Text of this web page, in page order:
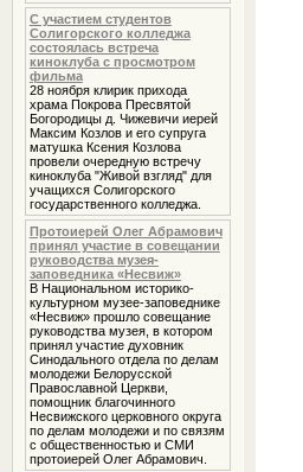
С участием студентов
Солигорского колледжа
состоялась встреча
киноклуба с просмотром
фильма
28 ноября клирик прихода
храма Покрова Пресвятой
Богородицы д. Чижевичи иерей
Максим Козлов и его супруга
матушка Ксения Козлова
провели очередную встречу
киноклуба "Живой взгляд" для
учащихся Солигорского
государственного колледжа.
Протоиерей Олег Абрамович
принял участие в совещании
руководства музея-
заповедника «Несвиж»
В Национальном историко-
культурном музее-заповеднике
«Несвиж» прошло совещание
руководства музея, в котором
принял участие духовник
Cинодального отдела по делам
молодежи Белорусской
Православной Церкви,
помощник благочинного
Несвижского церковного округа
по делам молодежи и по связям
с общественностью и СМИ
протоиерей Олег Абрамович.